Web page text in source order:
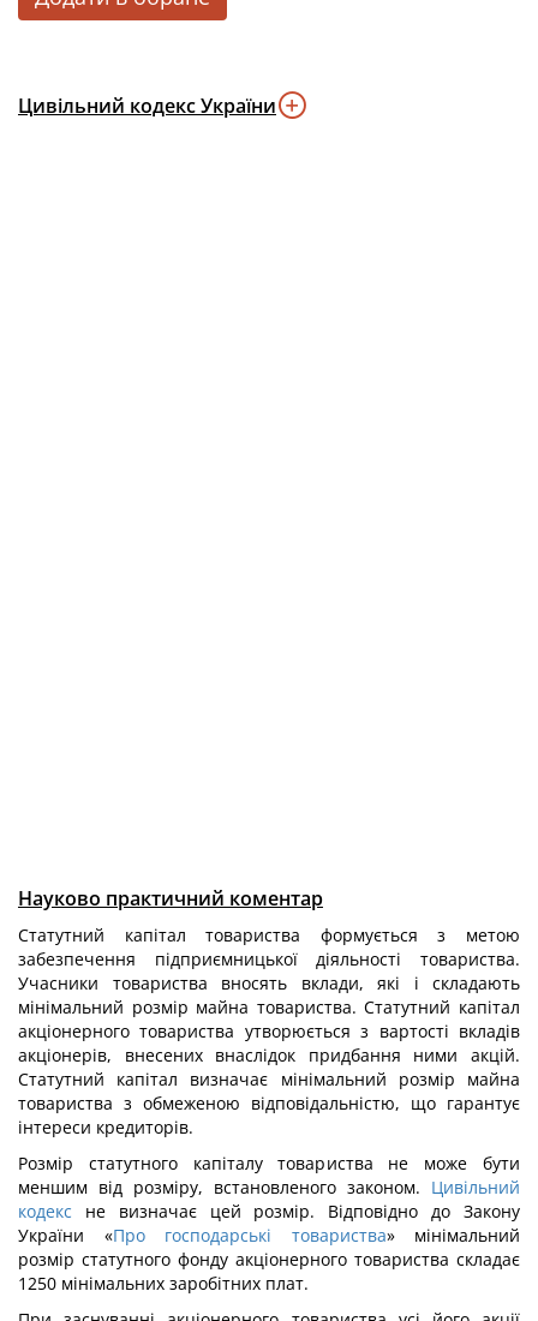
Цивільний кодекс України
Науково практичний коментар
Статутний капітал товариства формується з метою
забезпечення підприємницької діяльності товариства.
Учасники товариства вносять вклади, які і складають
мінімальний розмір майна товариства. Статутний капітал
акціонерного товариства утворюється з вартості вкладів
акціонерів, внесених внаслідок придбання ними акцій.
Статутний капітал визначає мінімальний розмір майна
товариства з обмеженою відповідальністю, що гарантує
інтереси кредиторів.
Розмір статутного капіталу товариства не може бути
меншим від розміру, встановленого законом. Цивільний
кодекс не визначає цей розмір. Відповідно до Закону
України «Про господарські товариства» мінімальний
розмір статутного фонду акціонерного товариства складає
1250 мінімальних заробітних плат.